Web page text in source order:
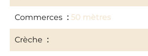
Commerces 50 mètres
Crèche